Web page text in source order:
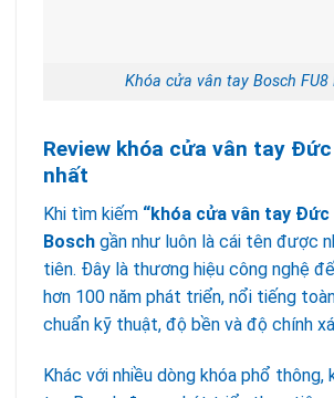
Khóa cửa vân tay Bosch FU8
Review khóa cửa vân tay
nhất
Khi tìm kiếm “khóa cửa vân tay
Bosch gần như luôn là cái tên được
tiên. Đây là thương hiệu công nghệ
hơn 100 năm phát triển, nổi tiếng
chuẩn kỹ thuật, độ bền và độ chính
Khác với nhiều dòng khóa phổ thông,